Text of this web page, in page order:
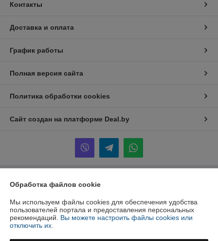
Контакты
Доставка и оплата
График работы
Полная версия сайта
Политика обработки cookies
Сайт создан на платформе Deal.by
Информация для покупателя
Юридическое лицо:ООО "Инжеком"
г. Минск, ул. Шабаны, 14а, к.40
Регистрационный номер ЕГР: 192939798
УНП: 192939798
Обработка файлов cookie
Мы используем файлы cookies для обеспечения удобства
пользователей портала и предоставления персональных
рекомендаций. Вы можете настроить файлы cookies или
отключить их.